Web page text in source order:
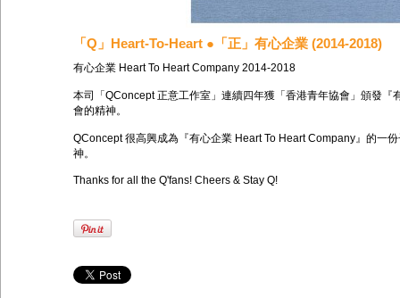
「Q」Heart-To-Heart ●「正」有心企業 (2014-2018)
有心企業 Heart To Heart Company 2014-2018
本司「QConcept 正意工作室」連續四年獲「香港青年協會」頒發
會的精神。
QConcept 很高興成為『有心企業 Heart To Heart Company』的一
神。
Thanks for all the Q'fans! Cheers & Stay Q!